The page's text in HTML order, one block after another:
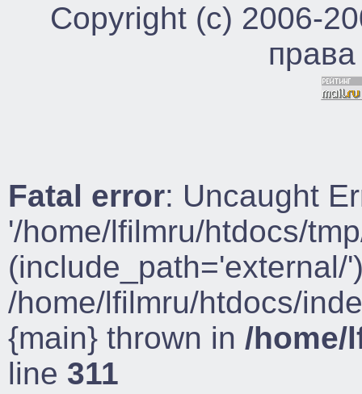
Copyright (c) 2006-
Fatal error: Uncaught
'/home/lfilmru/htdocs/
(include_path='external/
/home/lfilmru/htdocs/
{main} thrown in /home/
line 311